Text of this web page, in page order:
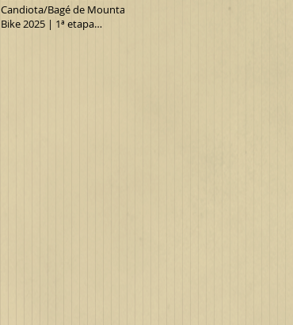
Candiota/Bagé de Mountain
Bike 2025 | 1ª etapa